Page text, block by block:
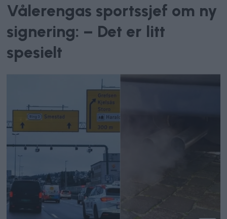
Vålerengas sportssjef om ny
signering: – Det er litt
spesielt